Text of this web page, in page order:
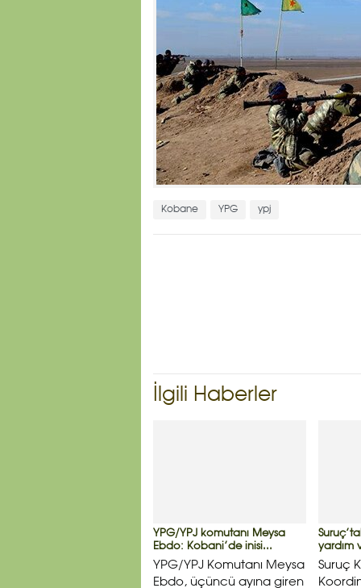
Kobane YPG ypj
İlgili Haberler
YPG/YPJ komutanı Meysa
Ebdo: Kobani’de inisi...
YPG/YPJ Komutanı Meysa
Ebdo, üçüncü ayına giren
yardım
Suruç